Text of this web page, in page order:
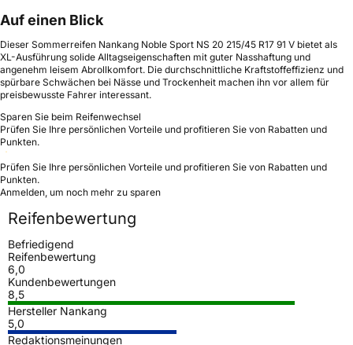
Auf einen Blick
Dieser Sommerreifen Nankang Noble Sport NS 20 215/45 R17 91 V bietet als
XL-Ausführung solide Alltagseigenschaften mit guter Nasshaftung und
angenehm leisem Abrollkomfort. Die durchschnittliche Kraftstoffeffizienz und
spürbare Schwächen bei Nässe und Trockenheit machen ihn vor allem für
preisbewusste Fahrer interessant.
Sparen Sie beim Reifenwechsel
Prüfen Sie Ihre persönlichen Vorteile und profitieren Sie von Rabatten und
Punkten.
Prüfen Sie Ihre persönlichen Vorteile und profitieren Sie von Rabatten und
Punkten.
Anmelden, um noch mehr zu sparen
Reifenbewertung
Befriedigend
Reifenbewertung
6,0
Kundenbewertungen
8,5
Hersteller Nankang
5,0
Redaktionsmeinungen